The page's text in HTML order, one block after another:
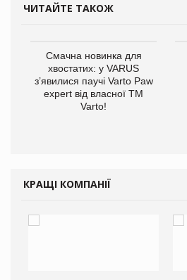
ЧИТАЙТЕ ТАКОЖ
Смачна новинка для
хвостатих: у VARUS
з’явилися паучі Varto Paw
expert від власної ТМ
Varto!
КРАЩІ КОМПАНІЇ